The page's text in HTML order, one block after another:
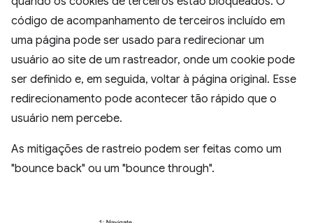
código de acompanhamento de terceiros incluído em
uma página pode ser usado para redirecionar um
usuário ao site de um rastreador, onde um cookie pode
ser definido e, em seguida, voltar à página original. Esse
redirecionamento pode acontecer tão rápido que o
usuário nem percebe.
As mitigações de rastreio podem ser feitas como um
"bounce back" ou um "bounce through".